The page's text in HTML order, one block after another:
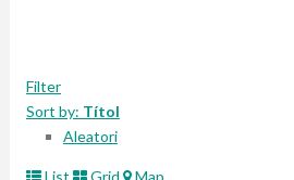
Filter
Sort by: Títol
Aleatori
List Grid Map